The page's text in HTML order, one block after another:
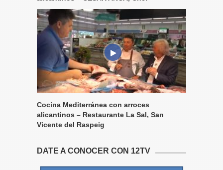
Cocina Mediterránea con arroces
alicantinos – Restaurante La Sal, San
Vicente del Raspeig
DATE A CONOCER CON 12TV